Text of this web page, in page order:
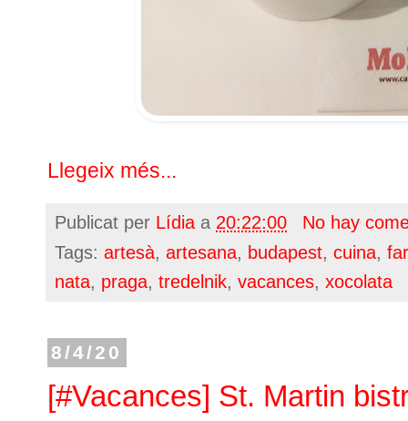
Llegeix més...
Publicat per Lídia a 20:22:00
No hay
Tags: artesà, artesana, budapest, cuina,
nata, praga, tredelnik, vacances, xocolata
8/4/20
[#Vacances] St. Martin